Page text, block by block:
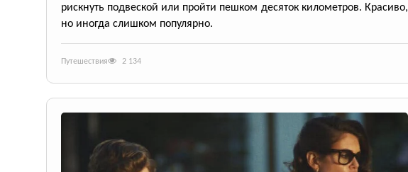
рискнуть подвеской или пройти пешком десяток километров. Красиво,
но иногда слишком популярно.
Путешествия 2 134